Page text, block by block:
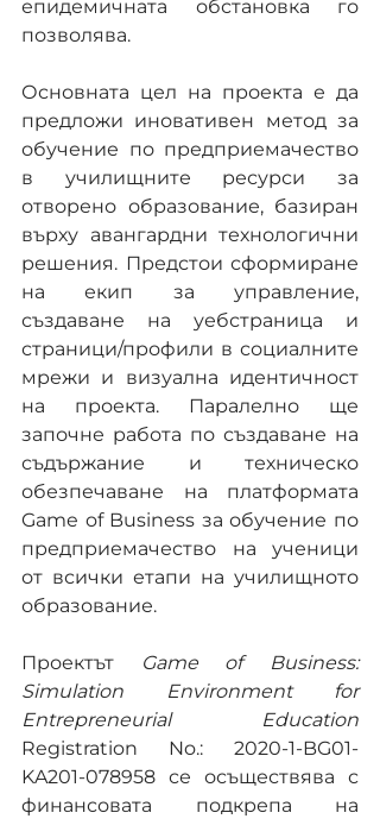
епидемичната обстановка го
позволява.
Основната цел на проекта е да
предложи иновативен метод за
обучение по предприемачество
в училищните ресурси за
отворено образование, базиран
върху авангардни технологични
решения. Предстои сформиране
на екип за управление,
създаване на уебстраница и
страници/профили в социалните
мрежи и визуална идентичност
на проекта. Паралелно ще
започне работа по създаване на
съдържание и техническо
обезпечаване на платформата
Game of Business за обучение по
предприемачество на ученици
от всички етапи на училищното
образование.
Проектът
Game of Business:
Simulation Environment for
Entrepreneurial Education
Registration No.: 2020-1-BG01-
KA201-078958 се осъществява с
финансовата подкрепа на